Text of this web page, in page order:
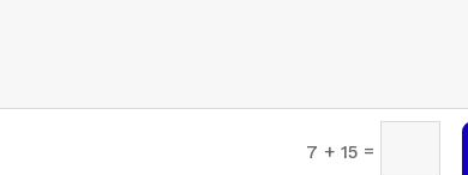
7 + 15 =